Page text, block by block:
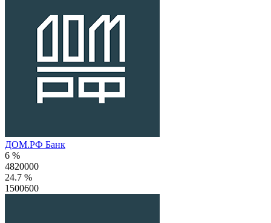
ДОМ.РФ Банк
6 %
4820000
24.7 %
1500600